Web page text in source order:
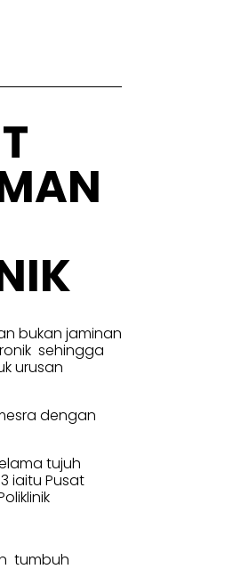
bukan jaminan
sehingga
urusan
dengan
tujuh
iaitu Pusat
tumbuh